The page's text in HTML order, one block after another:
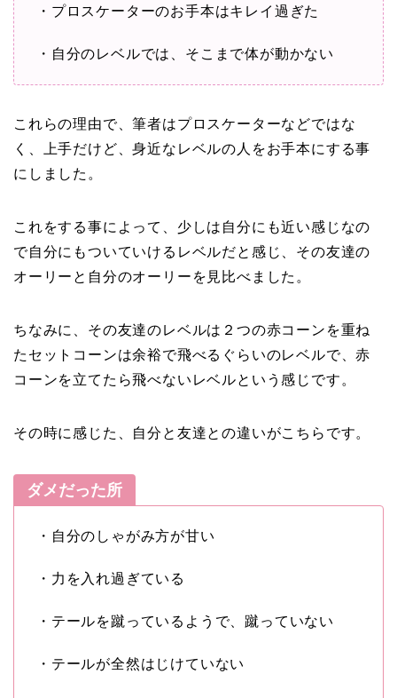
・プロスケーターのお手本はキレイ過ぎた
・自分のレベルでは、そこまで体が動かない
これらの理由で、筆者はプロスケーターなどではな
く、上手だけど、身近なレベルの人をお手本にする事
にしました。
これをする事によって、少しは自分にも近い感じなの
で自分にもついていけるレベルだと感じ、その友達の
オーリーと自分のオーリーを見比べました。
ちなみに、その友達のレベルは２つの赤コーンを重ね
たセットコーンは余裕で飛べるぐらいのレベルで、赤
コーンを立てたら飛べないレベルという感じです。
その時に感じた、自分と友達との違いがこちらです。
ダメだった所
・自分のしゃがみ方が甘い
・力を入れ過ぎている
・テールを蹴っているようで、蹴っていない
・テールが全然はじけていない